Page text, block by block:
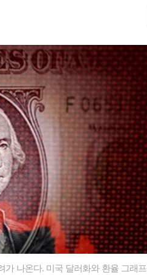
나온다. 미국 달러화와 환율 그래